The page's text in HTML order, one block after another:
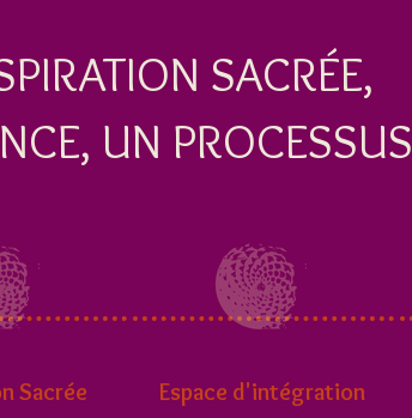
SACRÉE,
UN
Sacrée Espace d'intégration